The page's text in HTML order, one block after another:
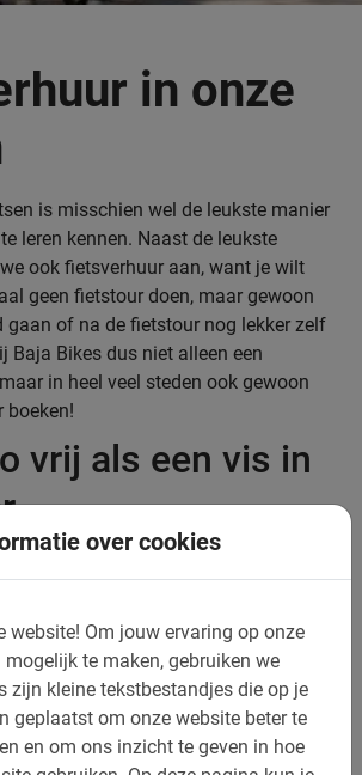
over cookies
website! Om jouw ervaring op onze
te maken, gebruiken we
zijn kleine tekstbestandjes die op je
geplaatst om onze website beter te
en om ons inzicht te geven in hoe
in onze
is misschien wel de leukste manier
leren kennen. Naast de leukste
ook fietsverhuur aan, want je wilt
geen fietstour doen, maar gewoon
gaan of na de fietstour nog lekker zelf
Baja Bikes dus niet alleen een
in heel veel steden ook gewoon
boeken!
vrij als een vis in
bedrijven is natuurlijk
stad, door onze jaren lange ervaring
ons ruime aanbod. Staat je stad er niet
we zijn druk bezig om in nog meer
aan te bieden. Er komen
steden bij!